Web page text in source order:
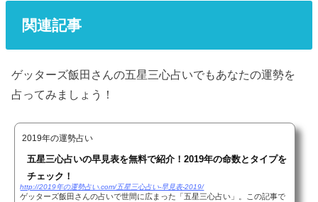
関連記事
ゲッターズ飯田さんの五星三心占いでもあなたの運勢を
占ってみましょう！
2019年の運勢占い
五星三心占いの早見表を無料で紹介！2019年の命数とタイプを
チェック！
http://2019年の運勢占い.com/五星三心占い-早見表-2019/
ゲッターズ飯田さんの占いで世間に広まった「五星三心占い」。この記事で